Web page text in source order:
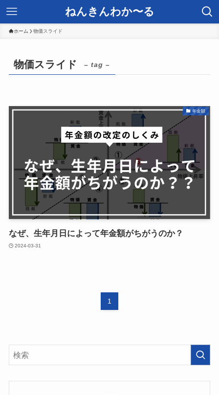
ねんきんわか〜る
ホーム 物価スライド
物価スライド – tag –
年金額
なぜ、生年月日によって年金額がちがうのか？
2024-03-31
1